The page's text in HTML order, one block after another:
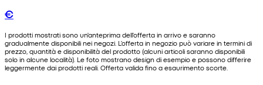
€
I prodotti mostrati sono un'anteprima dell'offerta in arrivo e saranno
gradualmente disponibili nei negozi. L'offerta in negozio può variare in termini di
prezzo, quantità e disponibilità del prodotto (alcuni articoli saranno disponibili
solo in alcune località). Le foto mostrano design di esempio e possono differire
leggermente dai prodotti reali. Offerta valida fino a esaurimento scorte.